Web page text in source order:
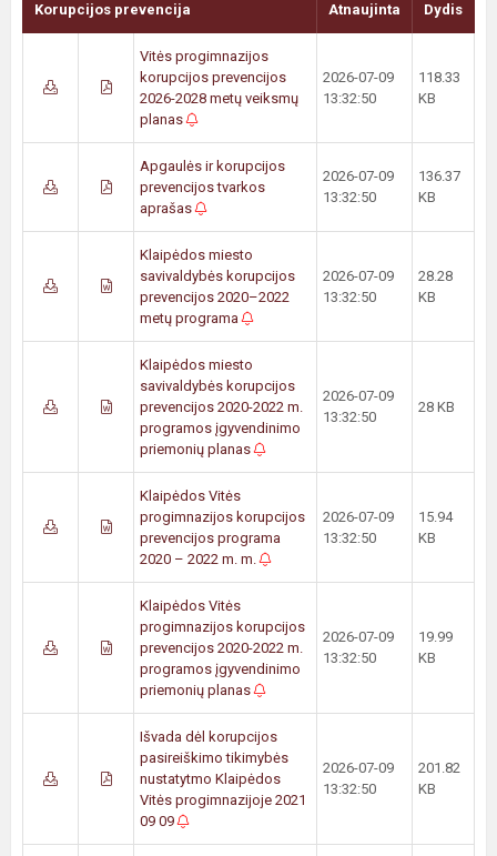
Korupcijos prevencija Atnaujinta Dydis
Vitės progimnazijos
korupcijos prevencijos
2026-2028 metų veiksmų
planas
2026-07-09
13:32:50
118.33
KB
Apgaulės ir korupcijos
prevencijos tvarkos
aprašas
2026-07-09
13:32:50
136.37
KB
Klaipėdos miesto
savivaldybės korupcijos
prevencijos 2020–2022
metų programa
2026-07-09
13:32:50
28.28
KB
Klaipėdos miesto
savivaldybės korupcijos
prevencijos 2020-2022 m.
programos įgyvendinimo
priemonių planas
2026-07-09
13:32:50
28 KB
Klaipėdos Vitės
progimnazijos korupcijos
prevencijos programa
2020 – 2022 m. m.
2026-07-09
13:32:50
15.94
KB
Klaipėdos Vitės
progimnazijos korupcijos
prevencijos 2020-2022 m.
programos įgyvendinimo
priemonių planas
2026-07-09
13:32:50
19.99
KB
Išvada dėl korupcijos
pasireiškimo tikimybės
nustatytmo Klaipėdos
Vitės progimnazijoje 2021
09 09
2026-07-09
13:32:50
201.82
KB